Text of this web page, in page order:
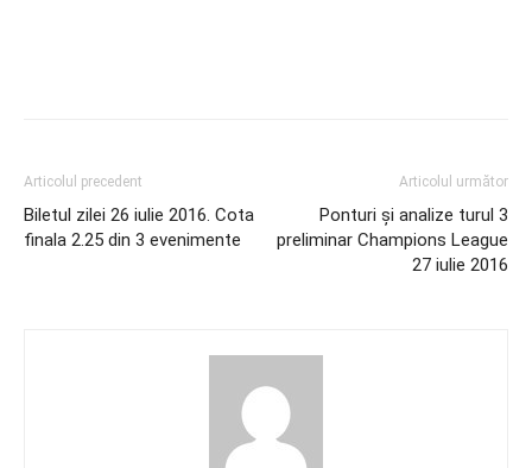
Articolul precedent
Biletul zilei 26 iulie 2016. Cota
finala 2.25 din 3 evenimente
Articolul următor
Ponturi și analize turul 3
preliminar Champions League
27 iulie 2016